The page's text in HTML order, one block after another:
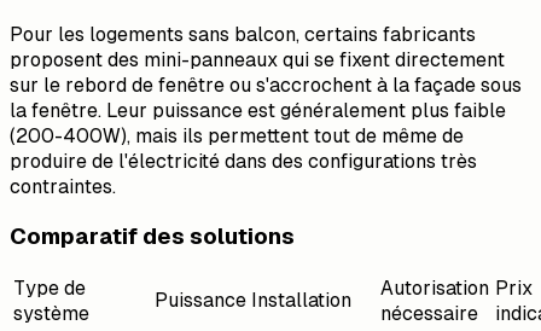
Pour les logements sans balcon, certains fabricants
proposent des mini-panneaux qui se fixent directement
sur le rebord de fenêtre ou s'accrochent à la façade sous
la fenêtre. Leur puissance est généralement plus faible
(200-400W), mais ils permettent tout de même de
produire de l'électricité dans des configurations très
contraintes.
Comparatif des solutions
Type de
système
Puissance Installation
Autorisation
nécessaire
Prix